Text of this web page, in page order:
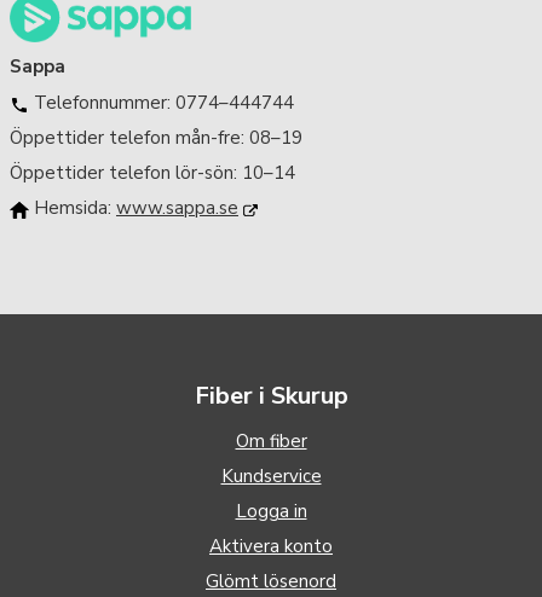
Sappa
Telefonnummer: 0774–444744
Öppettider telefon mån-fre: 08–19
Öppettider telefon lör-sön: 10–14
Hemsida: www.sappa.se
Fiber i Skurup
Om fiber
Kundservice
Logga in
Aktivera konto
Glömt lösenord